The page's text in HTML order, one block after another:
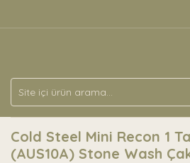
Cold Steel Mini Recon 1
(AUS10A) Stone Wash